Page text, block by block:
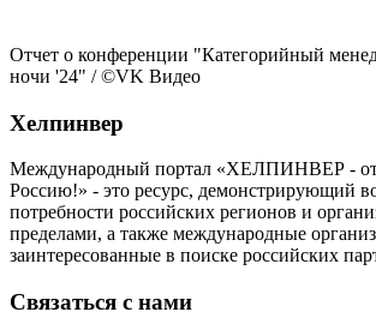
Отчет о конференции "Категорийный
ночи '24" / ©VK Видео
Хелпинвер
Международный портал «ХЕЛПИНВЕР -
Россию!» - это ресурс, демонстрирующий
потребности российских регионов и
пределами, а также международные
заинтересованные в поиске российских
Связаться с нами